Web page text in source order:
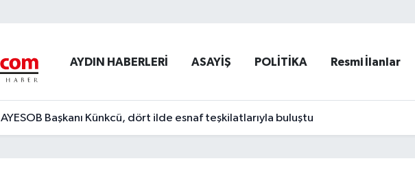
AYDIN HABERLERİ ASAYİŞ POLİTİKA Resmi İlanlar
AYESOB Başkanı Künkcü, dört ilde esnaf teşkilatlarıyla buluştu